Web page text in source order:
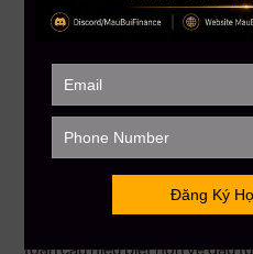
Ngày 13/5 chứng kiến sự
mô và dòng tiền tổ chức mạnh
ngắn hạn, xu hướng dài hạn
thuẫn từ các yếu tố cơ bản –
với các biến động đến từ dữ
nghệ mới như máy tính lượng tử.
Nguồn: Tổng hợp
toàn cầu hiểu biết hơn về đầu